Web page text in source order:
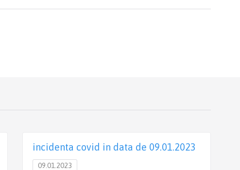
incidenta covid in data de 09.01.2023
09.01.2023